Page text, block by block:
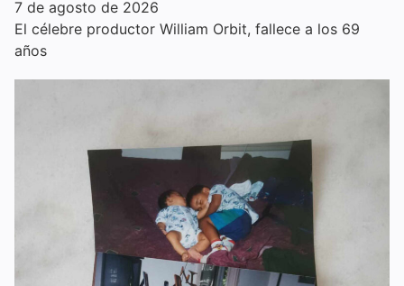
7 de agosto de 2026
El célebre productor William Orbit, fallece a los 69
años